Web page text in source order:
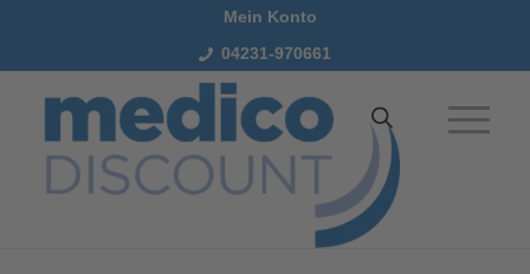
Mein Konto
04231-970661